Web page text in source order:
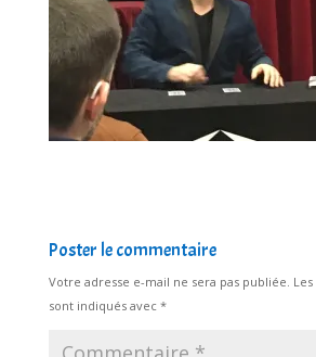
Poster le commentaire
Votre adresse e-mail ne sera pas publiée.
sont indiqués avec *